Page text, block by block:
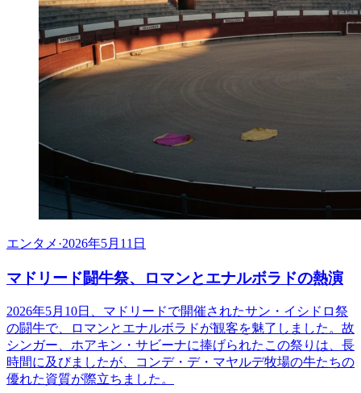
エンタメ ·2026年5月11日
マドリード闘牛祭、ロマンとエナルボラドの熱演
2026年5月10日、マドリードで開催されたサン・イシドロ祭
の闘牛で、ロマンとエナルボラドが観客を魅了しました。故
シンガー、ホアキン・サビーナに捧げられたこの祭りは、長
時間に及びましたが、コンデ・デ・マヤルデ牧場の牛たちの
優れた資質が際立ちました。